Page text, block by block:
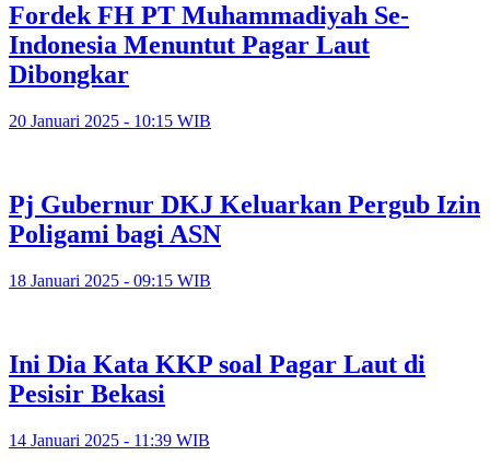
Fordek FH PT Muhammadiyah Se-
Indonesia Menuntut Pagar Laut
Dibongkar
20 Januari 2025 - 10:15 WIB
Pj Gubernur DKJ Keluarkan Pergub Izin
Poligami bagi ASN
18 Januari 2025 - 09:15 WIB
Ini Dia Kata KKP soal Pagar Laut di
Pesisir Bekasi
14 Januari 2025 - 11:39 WIB